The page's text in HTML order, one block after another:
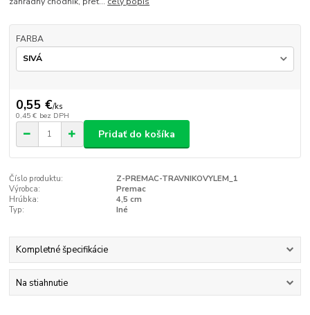
FARBA
0,55 €/ks
0,45 € bez DPH
Pridať do košíka
Číslo produktu:
Z-PREMAC-TRAVNIKOVYLEM_1
Výrobca:
Premac
Hrúbka:
4,5 cm
Typ:
Iné
Kompletné špecifikácie
Na stiahnutie